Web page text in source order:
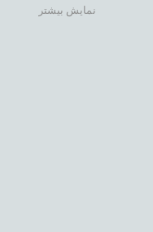
نمایش بیشتر